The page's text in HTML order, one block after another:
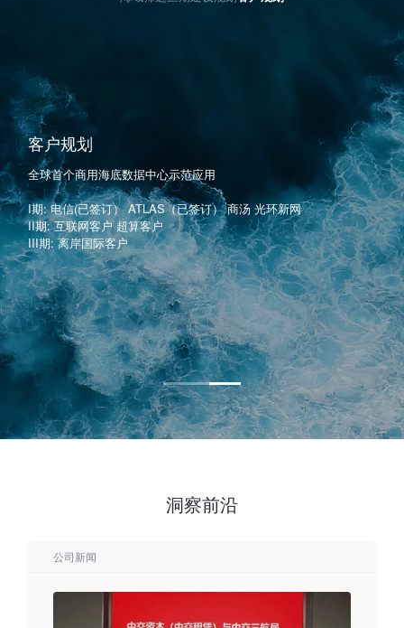
海域筛选
联合国家海洋环境监测中心，对海底数据中心建设海域进行全岛筛
选，
包括三亚、昌江、澄迈、海口、文昌、万宁、陵水等县市；
建议海域选址在海南岛东岸琼东上升流影响海域内，该处近岸海水
温
度低（＜24.5℃）满足海底数据中心对低温海水的建设需要
洞察前沿
公司新闻